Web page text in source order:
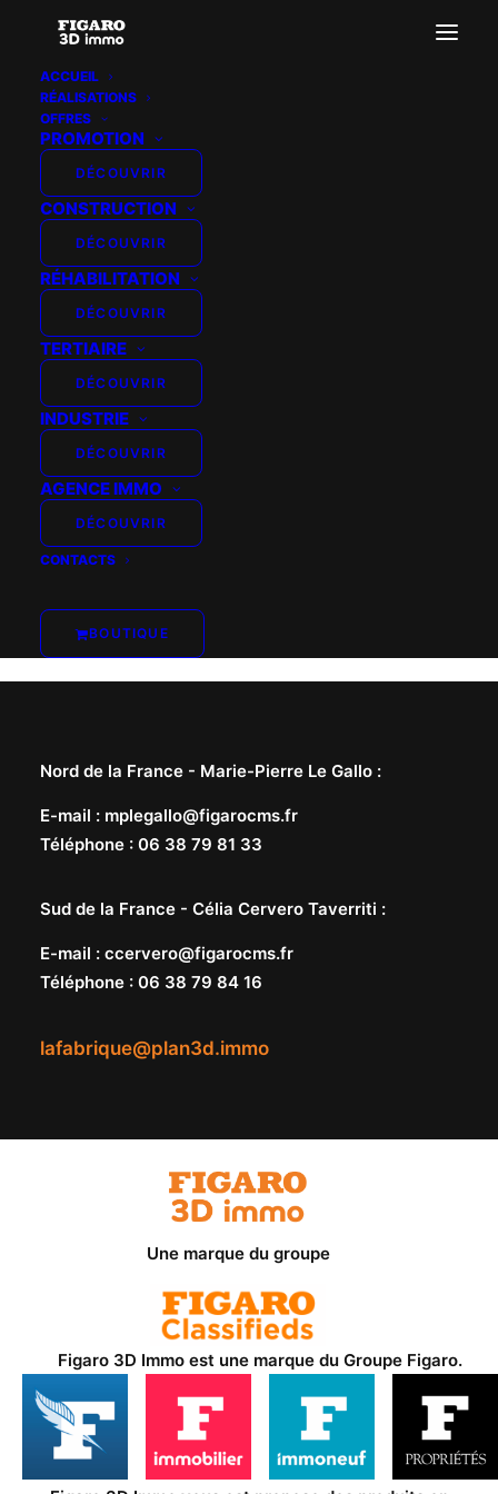
ACCUEIL
RÉALISATIONS
OFFRES
PROMOTION
DÉCOUVRIR
CONSTRUCTION
DÉCOUVRIR
RÉHABILITATION
DÉCOUVRIR
TERTIAIRE
DÉCOUVRIR
INDUSTRIE
DÉCOUVRIR
AGENCE IMMO
DÉCOUVRIR
CONTACTS
BOUTIQUE
Accueil
PROMOGIM - FREJUS - JARDIN
lafabrique@plan3d.immo
Nord de la France - Marie-Pierre Le Gallo :
E-mail : mplegallo@figarocms.fr
Téléphone : 06 38 79 81 33
Sud de la France - Célia Cervero Taverriti :
E-mail : ccervero@figarocms.fr
Téléphone : 06 38 79 84 16
Une marque du groupe
Figaro 3D Immo est une marque du Groupe Figaro.